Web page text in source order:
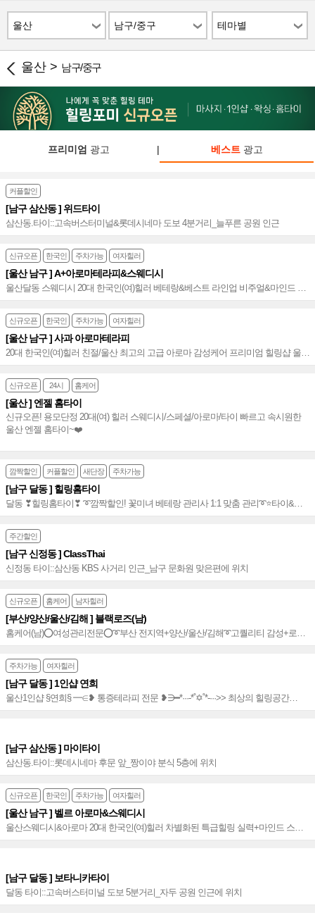
울산 남구/중구 테마별
울산 > 남구/중구
프리미엄 광고 | 베스트광고
커플할인
[남구 삼산동 ] 위드타이
삼산동.타이::고속버스터미널&롯데시네마 도보 4분거리_늘푸른 공원 인근
신규오픈 한국인 주차가능 여자힐러
[울산 남구 ] A+아로마테라피&스웨디시
울산달동 스웨디시 20대 한국인(여)힐러 베테랑&베스트 라인업 비주얼&마인드 총
집합 베이직&시크릿 코스 만족 힐링 인기폭발 중~♥
신규오픈 한국인 주차가능 여자힐러
[울산 남구 ] 사과 아로마테라피
20대 한국인(여)힐러 친절/울산 최고의 고급 아로마 감성케어 프리미엄 힐링샵 울산
아로마 울산센슈얼~♥
신규오픈 24시 홈케어
[울산 ] 엔젤 홈타이
신규오픈! 용모단정 20대(여) 힐러 스웨디시/스페셜/아로마/타이 빠르고 속시원한
울산 엔젤 홈타이~❤️
깜짝할인 커플할인 새단장 주차가능
[남구 달동 ] 힐링홈타이
달동 ❣힐링홈타이❣ ➰깜짝할인! 꽃미녀 베테랑 관리사 1:1 맞춤 관리➰⭐️타이&아
로마&커플마사지로 가슴 따뜻한 힐링 선사~⭐️
주간할인
[남구 신정동 ] ClassThai
신정동 타이::삼산동 KBS 사거리 인근_남구 문화원 맞은편에 위치
신규오픈 홈케어 남자힐러
[부산/양산/울산/김해 ] 블랙로즈(남)
홈케어(남)⭕여성관리전문⭕➰부산 전지역+양산/울산/김해➰고퀄리티 감성+로미
+아로마+건식+스웨디시+디톡스 환상조합❣✔찾아가는 감성 힐링타임✔❣2인 관
리가능~★
주차가능 여자힐러
[남구 달동 ] 1인샵 연희
울산1인샵 §연희§ ━∈❥ 통증테라피 전문 ❥∋​━*···-*˚✡˚*-···>> 최상의 힐링공간
<<···-*˚✡˚*-···​
[남구 삼산동 ] 마이타이
삼산동.타이::롯데시네마 후문 앞_짱이야 분식 5층에 위치
신규오픈 한국인 주차가능 여자힐러
[울산 남구 ] 벨르 아로마&스웨디시
울산스웨디시&아로마 20대 한국인(여)힐러 차별화된 특급힐링 실력+마인드 스웨
디시+아로마 감각적&프리미엄 테라피~♥
[남구 달동 ] 보타니카타이
달동 타이::고속버스터미널 도보 5분거리_자두 공원 인근에 위치